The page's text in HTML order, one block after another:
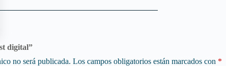
digital”
no será publicada. Los campos obligatorios están marcados con *